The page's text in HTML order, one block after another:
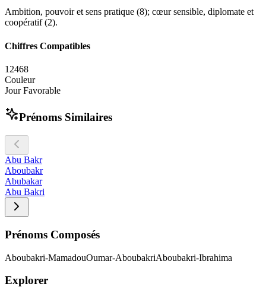
Ambition, pouvoir et sens pratique (8); cœur sensible, diplomate et
coopératif (2).
Chiffres Compatibles
1 2468
Couleur
Jour Favorable
Prénoms Similaires
Abu Bakr
Aboubakr
Abubakar
Abu Bakri
Prénoms Composés
Aboubakri-MamadouOumar-AboubakriAboubakri-Ibrahima
Explorer